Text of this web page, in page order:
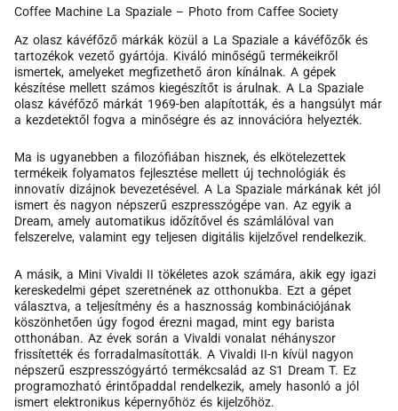
Coffee Machine La Spaziale – Photo from Caffee Society
Az olasz kávéfőző márkák közül a La Spaziale a kávéfőzők és
tartozékok vezető gyártója. Kiváló minőségű termékeikről
ismertek, amelyeket megfizethető áron kínálnak. A gépek
készítése mellett számos kiegészítőt is árulnak. A La Spaziale
olasz kávéfőző márkát 1969-ben alapították, és a hangsúlyt már
a kezdetektől fogva a minőségre és az innovációra helyezték.
Ma is ugyanebben a filozófiában hisznek, és elkötelezettek
termékeik folyamatos fejlesztése mellett új technológiák és
innovatív dizájnok bevezetésével. A La Spaziale márkának két jól
ismert és nagyon népszerű eszpresszógépe van. Az egyik a
Dream, amely automatikus időzítővel és számlálóval van
felszerelve, valamint egy teljesen digitális kijelzővel rendelkezik.
A másik, a Mini Vivaldi II tökéletes azok számára, akik egy igazi
kereskedelmi gépet szeretnének az otthonukba. Ezt a gépet
választva, a teljesítmény és a hasznosság kombinációjának
köszönhetően úgy fogod érezni magad, mint egy barista
otthonában. Az évek során a Vivaldi vonalat néhányszor
frissítették és forradalmasították. A Vivaldi II-n kívül nagyon
népszerű eszpresszógyártó termékcsalád az S1 Dream T. Ez
programozható érintőpaddal rendelkezik, amely hasonló a jól
ismert elektronikus képernyőhöz és kijelzőhöz.